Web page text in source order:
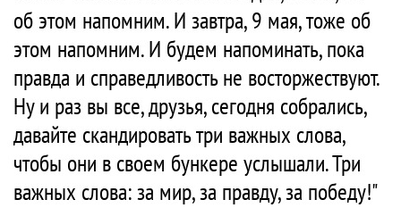
об этом напомним. И завтра, 9 мая, тоже об
этом напомним. И будем напоминать, пока
правда и справедливость не восторжествуют.
Ну и раз вы все, друзья, сегодня собрались,
давайте скандировать три важных слова,
чтобы они в своем бункере услышали. Три
важных слова: за мир, за правду, за победу!"